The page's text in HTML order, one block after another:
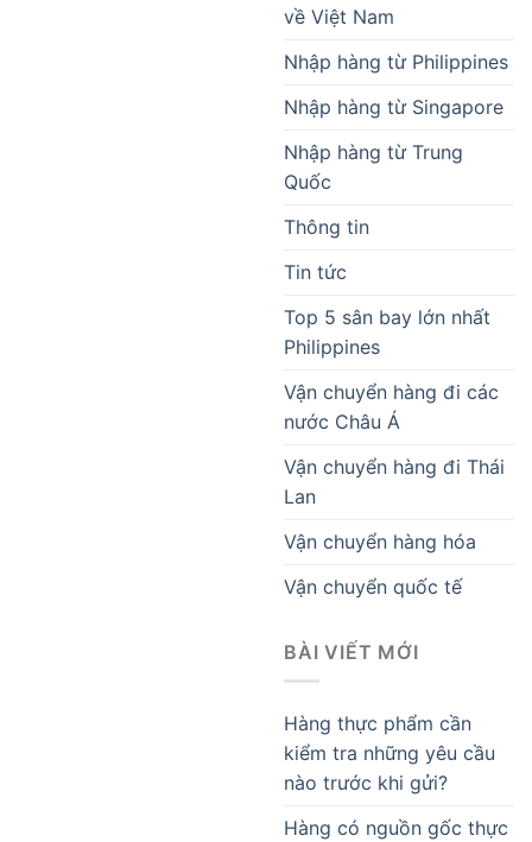
về Việt Nam
Nhập hàng từ Philippines
Nhập hàng từ Singapore
Nhập hàng từ Trung
Quốc
Thông tin
Tin tức
Top 5 sân bay lớn nhất
Philippines
Vận chuyển hàng đi các
nước Châu Á
Vận chuyển hàng đi Thái
Lan
Vận chuyển hàng hóa
Vận chuyển quốc tế
BÀI VIẾT MỚI
Hàng thực phẩm cần
kiểm tra những yêu cầu
nào trước khi gửi?
Hàng có nguồn gốc thực